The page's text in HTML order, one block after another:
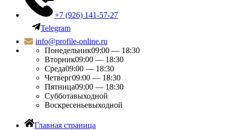
+7 (926) 141-57-27
Telegram
info@profile-online.ru
Понедельник09:00 — 18:30
Вторник09:00 — 18:30
Среда09:00 — 18:30
Четверг09:00 — 18:30
Пятница09:00 — 18:30
Субботавыходной
Воскресеньевыходной
Главная страница